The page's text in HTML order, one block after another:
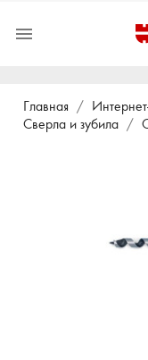

Главная
Сверла и зубила